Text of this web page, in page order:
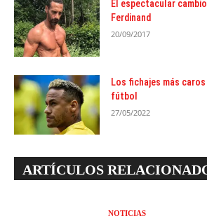
El espectacular
Ferdinand
20/09/2017
Los fichajes más
fútbol
27/05/2022
ARTÍCULOS
NOTICIAS